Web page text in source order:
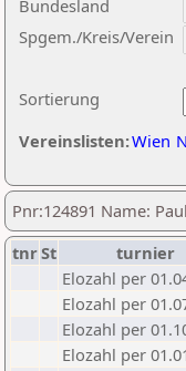
Sortierung
Bundesland
Spgem./Kreis/Verein
Vereinslisten:Wien
Pnr:124891 Name:
tnrSt turnier
Elozahl per
Elozahl per
Elozahl per
Elozahl per